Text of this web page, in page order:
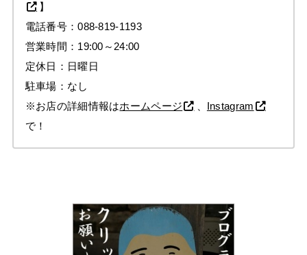
】
電話番号：088-819-1193
営業時間：19:00～24:00
定休日：日曜日
駐車場：なし
※お店の詳細情報はホームページ 、
Instagram
で！